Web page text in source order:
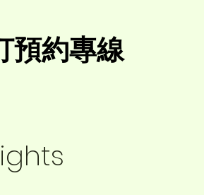
預約專線